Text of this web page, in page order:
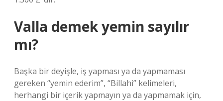
Valla demek yemin sayılır
mı?
Başka bir deyişle, iş yapması ya da yapmaması
gereken “yemin ederim”, “Billahi” kelimeleri,
herhangi bir içerik yapmayın ya da yapmamak için,